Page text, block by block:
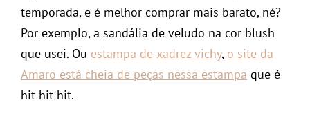
temporada, e é melhor comprar mais barato, né?
Por exemplo, a sandália de veludo na cor blush
que usei. Ou estampa de xadrez vichy, o site da
Amaro está cheia de peças nessa estampa que é
hit hit hit.